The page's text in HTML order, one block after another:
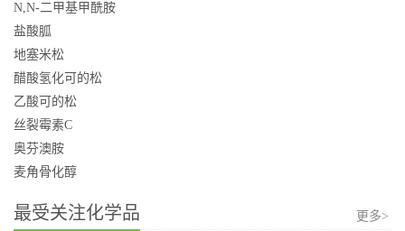
N,N-二甲基甲酰胺
盐酸胍
地塞米松
醋酸氢化可的松
乙酸可的松
丝裂霉素C
奥芬澳胺
麦角骨化醇
最受关注化学品 更多>